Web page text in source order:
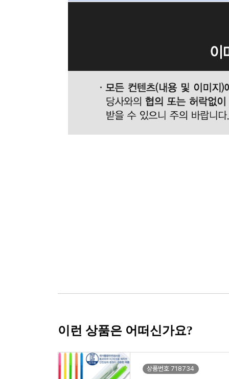
이런 상품은 어떠신가요?
상품번호 718734